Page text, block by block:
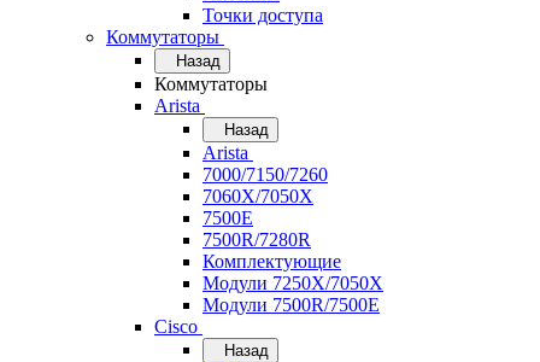
Точки доступа
Коммутаторы
Назад
Коммутаторы
Arista
Назад
Arista
7000/7150/7260
7060X/7050X
7500E
7500R/7280R
Комплектующие
Модули 7250X/7050X
Модули 7500R/7500E
Cisco
Назад